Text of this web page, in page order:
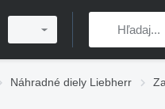
Náhradné diely Liebherr